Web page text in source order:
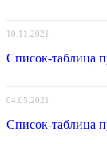
10.11.2021
Список-таблица
04.05.2021
Список-таблица